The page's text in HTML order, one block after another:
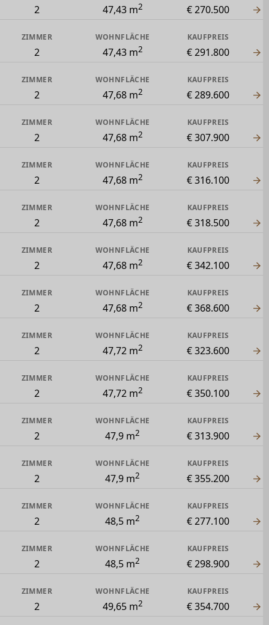
2 47,43 m2 € 270.500
ZIMMER
2
WOHNFLÄCHE
47,43 m2
KAUFPREIS
€ 291.800
ZIMMER
2
WOHNFLÄCHE
47,68 m2
KAUFPREIS
€ 289.600
ZIMMER
2
WOHNFLÄCHE
47,68 m2
KAUFPREIS
€ 307.900
ZIMMER
2
WOHNFLÄCHE
47,68 m2
KAUFPREIS
€ 316.100
ZIMMER
2
WOHNFLÄCHE
47,68 m2
KAUFPREIS
€ 318.500
ZIMMER
2
WOHNFLÄCHE
47,68 m2
KAUFPREIS
€ 342.100
ZIMMER
2
WOHNFLÄCHE
47,68 m2
KAUFPREIS
€ 368.600
ZIMMER
2
WOHNFLÄCHE
47,72 m2
KAUFPREIS
€ 323.600
ZIMMER
2
WOHNFLÄCHE
47,72 m2
KAUFPREIS
€ 350.100
ZIMMER
2
WOHNFLÄCHE
47,9 m2
KAUFPREIS
€ 313.900
ZIMMER
2
WOHNFLÄCHE
47,9 m2
KAUFPREIS
€ 355.200
ZIMMER
2
WOHNFLÄCHE
48,5 m2
KAUFPREIS
€ 277.100
ZIMMER
2
WOHNFLÄCHE
48,5 m2
KAUFPREIS
€ 298.900
ZIMMER
2
WOHNFLÄCHE
49,65 m2
KAUFPREIS
€ 354.700